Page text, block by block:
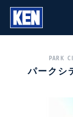
PARK
パークシ